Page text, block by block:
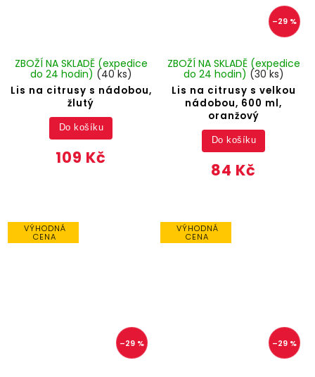
Lis na citrusy s nádobou,
žlutý
ZBOŽÍ NA SKLADĚ (expedice
do 24 hodin) (40 ks)
109 Kč
Do košíku
–29 %
Lis na citrusy s velkou
nádobou, 600 ml,
oranžový
ZBOŽÍ NA SKLADĚ (expedice
do 24 hodin) (30 ks)
84 Kč
Do košíku
VÝHODNÁ
CENA
–29 %
VÝHODNÁ
CENA
–29 %